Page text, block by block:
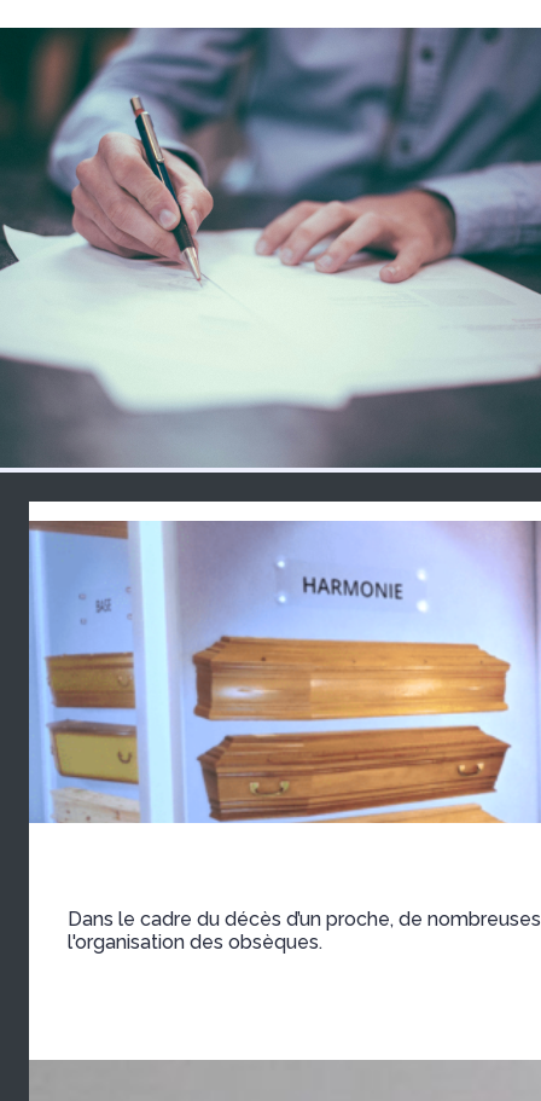
Dans le cadre du décès d’un proche, de
l'organisation des obsèques.